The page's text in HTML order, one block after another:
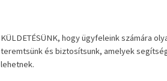
KÜLDETÉSÜNK, hogy ügyfeleink számára
teremtsünk és biztosítsunk, amelyek
lehetnek.